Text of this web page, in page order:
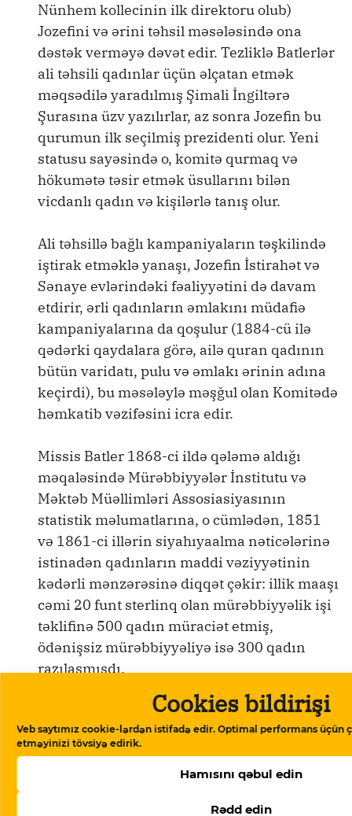
Cookies bildirişi
Veb saytımız cookie-lərdən istifadə edir. Optimal performans üçün
etməyinizi tövsiyə edirik.
Hamısını qəbul edin
Rədd edin
Nünhem kollecinin ilk direktoru olub)
Jozefini və ərini təhsil məsələsində ona
dəstək verməyə dəvət edir. Tezliklə Batlerlər
ali təhsili qadınlar üçün əlçatan etmək
məqsədilə yaradılmış Şimali İngiltərə
Şurasına üzv yazılırlar, az sonra Jozefin bu
qurumun ilk seçilmiş prezidenti olur. Yeni
statusu sayəsində o, komitə qurmaq və
hökumətə təsir etmək üsullarını bilən
vicdanlı qadın və kişilərlə tanış olur.
Ali təhsillə bağlı kampaniyaların təşkilində
iştirak etməklə yanaşı, Jozefin İstirahət və
Sənaye evlərindəki fəaliyyətini də davam
etdirir, ərli qadınların əmlakını müdafiə
kampaniyalarına da qoşulur (1884-cü ilə
qədərki qaydalara görə, ailə quran qadının
bütün varidatı, pulu və əmlakı ərinin adına
keçirdi), bu məsələylə məşğul olan Komitədə
həmkatib vəzifəsini icra edir.
Missis Batler 1868-ci ildə qələmə aldığı
məqaləsində Mürəbbiyyələr İnstitutu və
Məktəb Müəllimləri Assosiasiyasının
statistik məlumatlarına, o cümlədən, 1851
və 1861-ci illərin siyahıyaalma nəticələrinə
istinadən qadınların maddi vəziyyətinin
kədərli mənzərəsinə diqqət çəkir: illik maaşı
cəmi 20 funt sterlinq olan mürəbbiyyəlik işi
təklifinə 500 qadın müraciət etmiş,
ödənişsiz mürəbbiyyəliyə isə 300 qadın
razılaşmışdı.
Bu məqalədə Jozefin acından yuxuya gedə
bilmədiyi üçün gecələr belinə sarğı
doladığını deyən bir müəllimə haqqında da
yazır; qadınlar arasında işsizliyin və